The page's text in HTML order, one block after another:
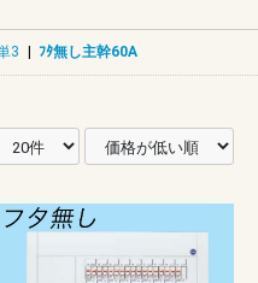
3 | ﾌﾀ無し主幹60A